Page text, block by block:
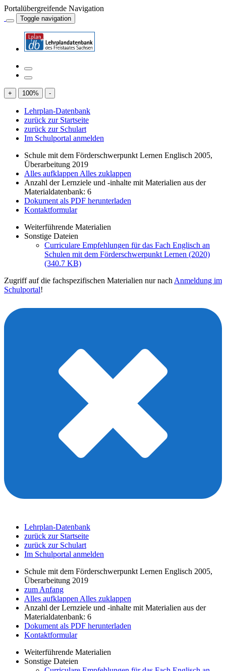
Portalübergreifende Navigation
Toggle navigation
+ 100% -
Lehrplan-Datenbank
zurück zur Startseite
zurück zur Schulart
Im Schulportal anmelden
Schule mit dem Förderschwerpunkt Lernen Englisch 2005,
Überarbeitung 2019
Alles aufklappen Alles zuklappen
Anzahl der Lernziele und -inhalte mit Materialien aus der
Materialdatenbank: 6
Dokument als PDF herunterladen
Kontaktformular
Weiterführende Materialien
Sonstige Dateien
Curriculare Empfehlungen für das Fach Englisch an
Schulen mit dem Förderschwerpunkt Lernen (2020)
(340.7 KB)
Zugriff auf die fachspezifischen Materialien nur nach Anmeldung im
Schulportal!
Lehrplan-Datenbank
zurück zur Startseite
zurück zur Schulart
Im Schulportal anmelden
Schule mit dem Förderschwerpunkt Lernen Englisch 2005,
Überarbeitung 2019
zum Anfang
Alles aufklappen Alles zuklappen
Anzahl der Lernziele und -inhalte mit Materialien aus der
Materialdatenbank: 6
Dokument als PDF herunterladen
Kontaktformular
Weiterführende Materialien
Sonstige Dateien